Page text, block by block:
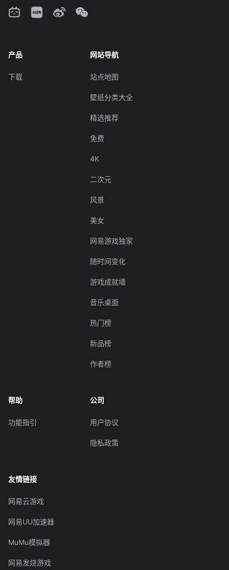
产品
下载
网站导航
站点地图
壁纸分类大全
精选推荐
免费
4K
二次元
风景
美女
网易游戏独家
随时间变化
游戏成就墙
音乐桌面
热门榜
新品榜
作者榜
帮助
功能指引
公司
用户协议
隐私政策
友情链接
网易云游戏
网易UU加速器
MuMu模拟器
网易发烧游戏